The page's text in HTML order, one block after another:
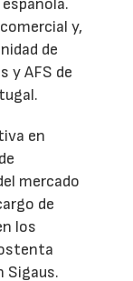
y,
de
y AFS de
en
mercado
de
los
Sigaus.